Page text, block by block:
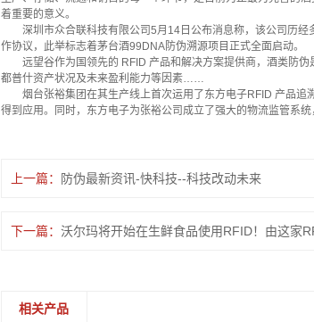
着重要的意义。
深圳市众合联科技有限公司5月14日公布消息称，该公司历经
作协议，此举标志着茅台酒99DNA防伪溯源项目正式全面启动。
远望谷作为国领先的 RFID 产品和解决方案提供商，酒类防伪
都普什资产状况及未来盈利能力等因素……
烟台张裕集团在其生产线上首次运用了东方电子RFID 产品追
得到应用。同时，东方电子为张裕公司成立了强大的物流监管系
上一篇： 防伪最新资讯-快科技--科技改动未来
下一篇： 沃尔玛将开始在生鲜食品使用RFID！由这家
相关产品